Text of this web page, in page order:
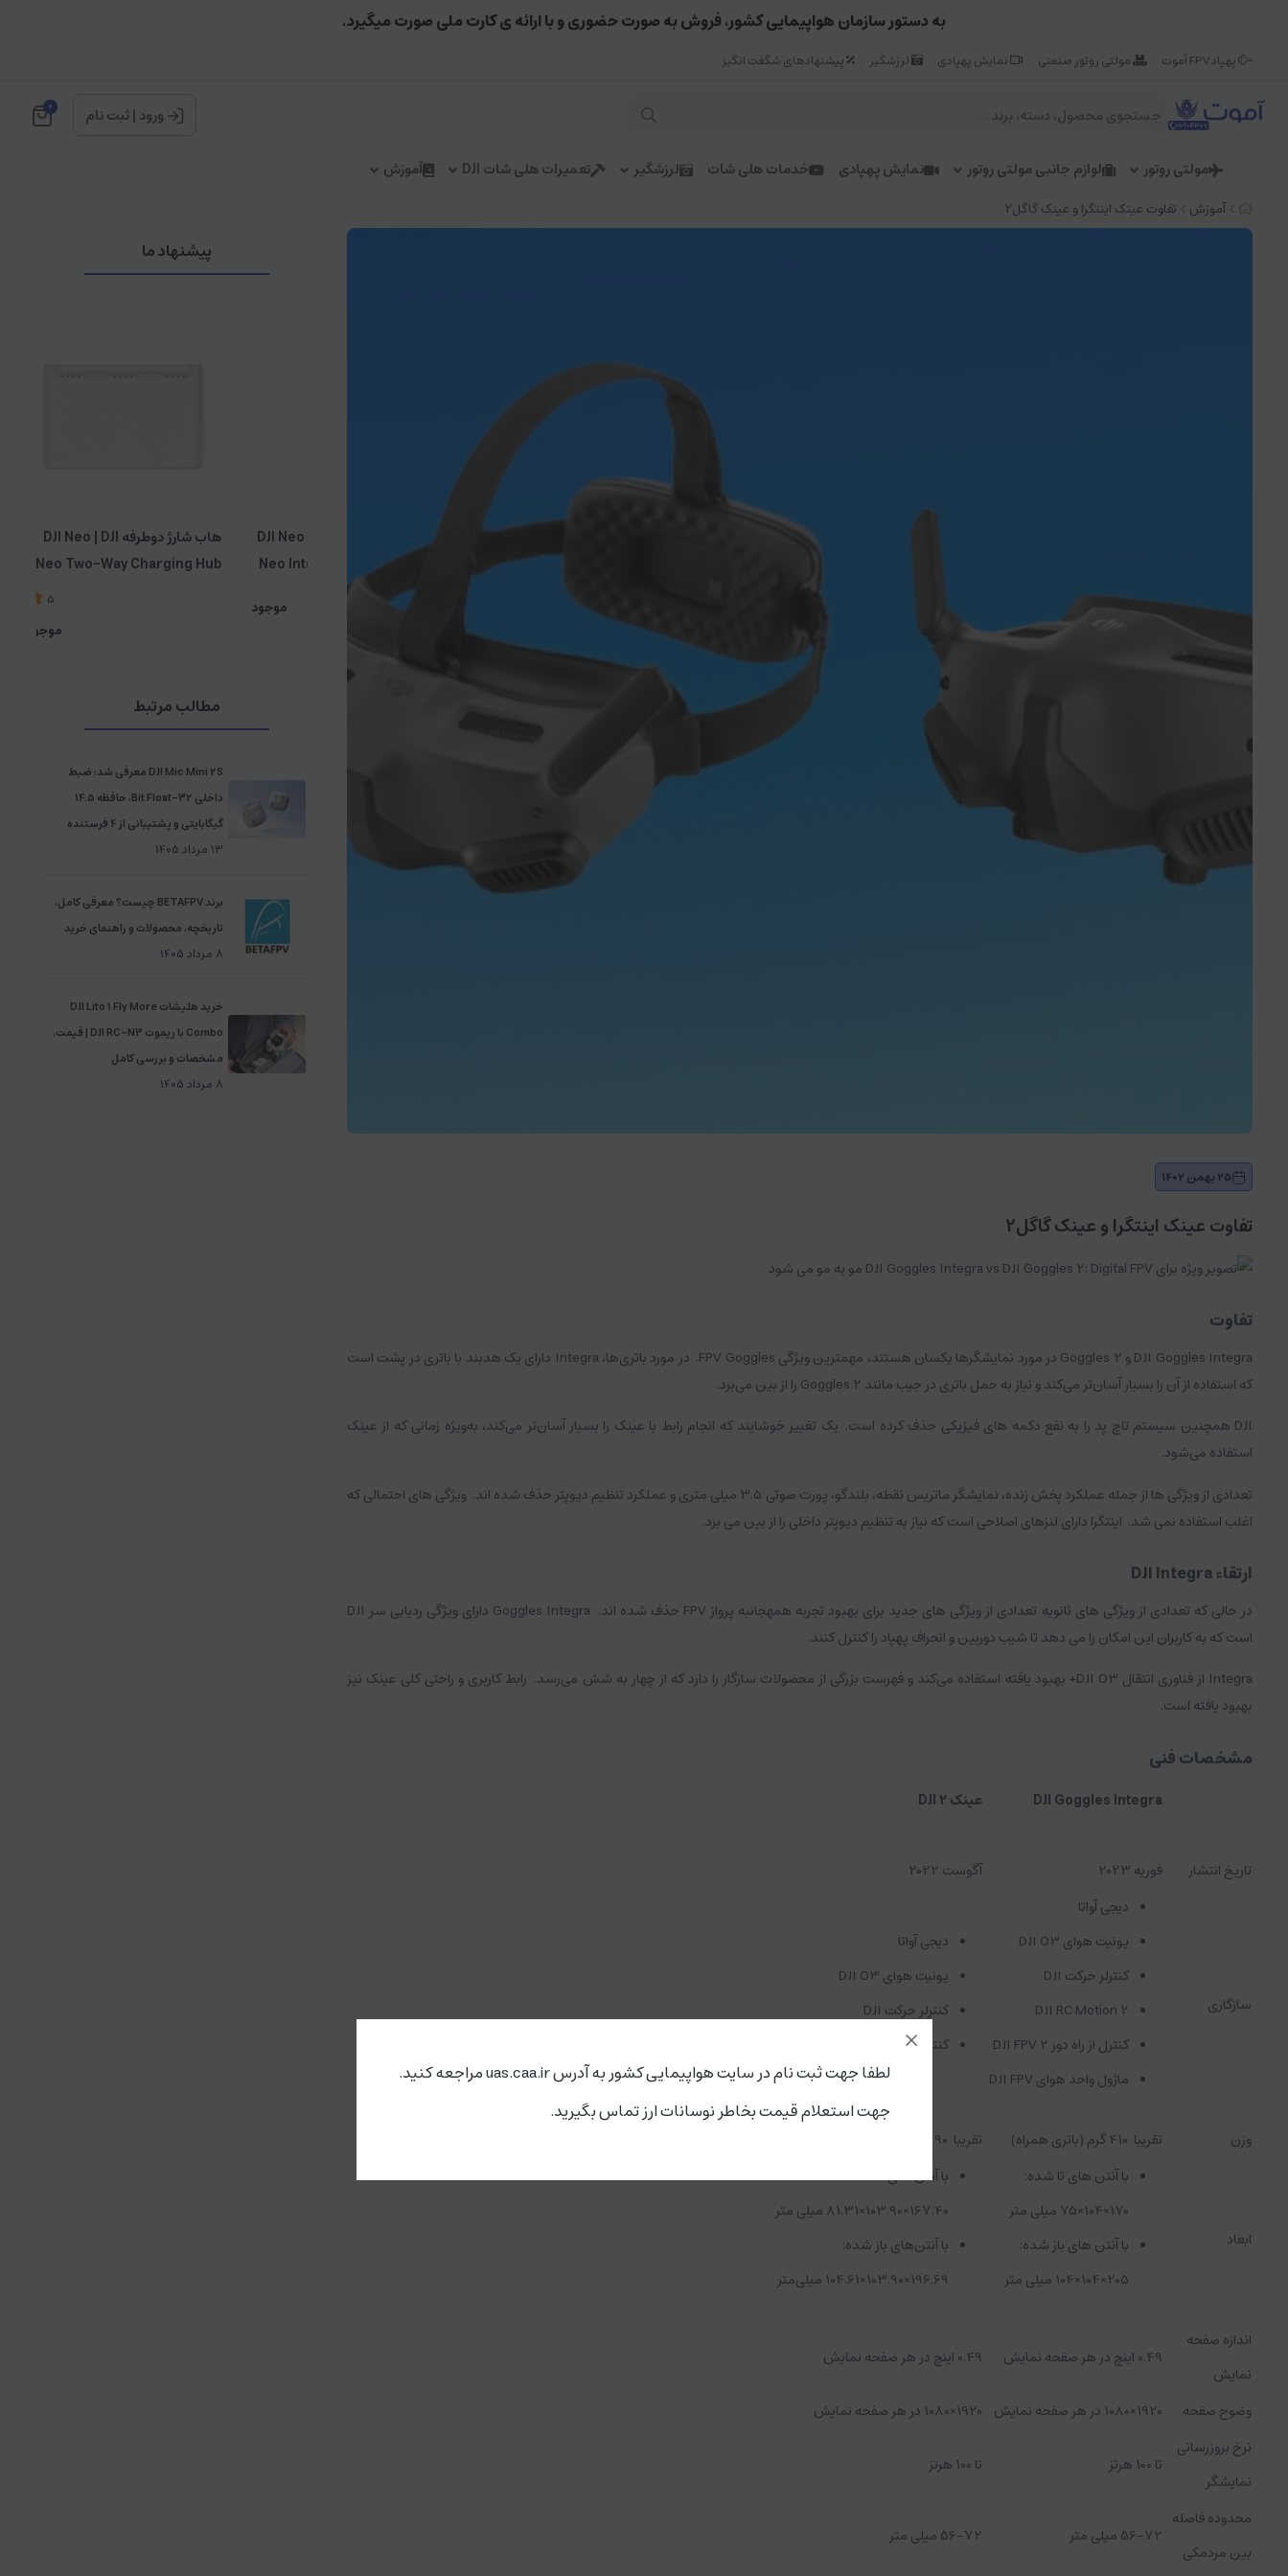
به دستور سازمان هواپیمایی کشور، فروش به صورت حضوری و با ارائه ی کارت ملی صورت میگیرد.
پهپاد FPV آموت مولتی روتور صنعتی نمایش پهپادی لرزشگیر پیشنهادهای شگفت انگیز
ورود |ثبت نام 0
مولتی روتور لوازم جانبی مولتی روتور نمایش پهپادی خدمات هلی شات لرزشگیر تعمیرات هلی شات DJI آموزش
آموزش تفاوت عینک اینتگرا و عینک گاگل2
25 بهمن 1402
تفاوت عینک اینتگرا و عینک گاگل2
تفاوت
DJI Goggles Integra و Goggles 2 در مورد نمایشگرها یکسان هستند، مهمترین ویژگی FPV Goggles.
در مورد باتری‌ها، Integra دارای یک هدبند با باتری در پشت است
که استفاده از آن را بسیار آسان‌تر می‌کند و نیاز به حمل باتری در جیب مانند Goggles 2 را از بین می‌برد.
DJI همچنین سیستم تاچ پد را به نفع دکمه های فیزیکی حذف کرده است.
یک تغییر خوشایند که انجام رابط با عینک را بسیار آسان‌تر می‌کند، به‌ویژه زمانی که از عینک
استفاده می‌شود.
تعدادی از ویژگی ها از جمله عملکرد پخش زنده، نمایشگر ماتریس نقطه، بلندگو، پورت صوتی 3.5 میلی متری و عملکرد تنظیم دیوپتر حذف شده اند.
ویژگی های احتمالی که
اغلب استفاده نمی شد. اینتگرا دارای لنزهای اصلاحی است که نیاز به تنظیم دیوپتر داخلی را از بین می برد.
ارتقاء DJI Integra
در حالی که تعدادی از ویژگی های ثانویه تعدادی از ویژگی های جدید برای بهبود تجربه همهجانبه پرواز FPV حذف شده اند.
Goggles Integra دارای ویژگی ردیابی سر DJI
است که به کاربران این امکان را می دهد تا شیب دوربین و انحراف پهپاد را کنترل کنند.
Integra از فناوری انتقال DJI O3+ بهبود یافته استفاده می‌کند و فهرست بزرگی از محصولات سازگار را دارد که از چهار به شش می‌رسد.
رابط کاربری و راحتی کلی عینک نیز
بهبود یافته است.
مشخصات فنی
DJI Goggles Integra عینک DJI 2
تاریخ انتشار فوریه 2023 آگوست 2022
سازگاری
دیجی آواتا
یونیت هوای DJI O3
کنترلر حرکت DJI
DJI RC Motion 2
کنترل از راه دور DJI FPV 2
ماژول واحد هوای DJI FPV
دیجی آواتا
یونیت هوای DJI O3
کنترلر حرکت DJI
کنترل از راه دور DJI FPV 2
وزن تقریبا 410 گرم (باتری همراه) تقریبا 290 گرم (هدبند شامل)
ابعاد
با آنتن های تا شده:
170×104×75 میلی متر
با آنتن های باز شده:
205×104×104 میلی متر
با آنتن های تا شده:
167.40×103.90×81.31 میلی متر
با آنتن‌های باز شده:
196.69×103.90×104.61 میلی‌متر
اندازه صفحه
نمایش
0.49 اینچ در هر صفحه نمایش 0.49 اینچ در هر صفحه نمایش
وضوح صفحه 1920×1080 در هر صفحه نمایش
1920×1080 در هر صفحه نمایش
نرخ بروزرسانی
نمایشگر
تا 100 هرتز تا 100 هرتز
محدوده فاصله
بین مردمکی
56-72 میلی متر 56-72 میلی متر
پیشنهاد ما
موجود
Neo Intelligent Flight Battery
هاب شارژ دوطرفه DJI Neo | DJI
Neo Two-Way Charging Hub
مطالب مرتبط
DJI Mic Mini 2S معرفی شد؛ ضبط
داخلی 32-Bit Float، حافظه 14.5
گیگابایتی و پشتیبانی از 4 فرستنده
13 مرداد 1405
برند BETAFPV چیست؟ معرفی کامل،
تاریخچه، محصولات و راهنمای خرید
8 مرداد 1405
خرید هلیشات DJI Lito 1 Fly More
Combo با ریموت DJI RC-N3 | قیمت،
مشخصات و بررسی کامل
8 مرداد 1405
لطفا جهت ثبت نام در سایت هواپیمایی کشور به آدرس uas.caa.ir مراجعه کنید.
جهت استعلام قیمت بخاطر نوسانات ارز تماس بگیرید.